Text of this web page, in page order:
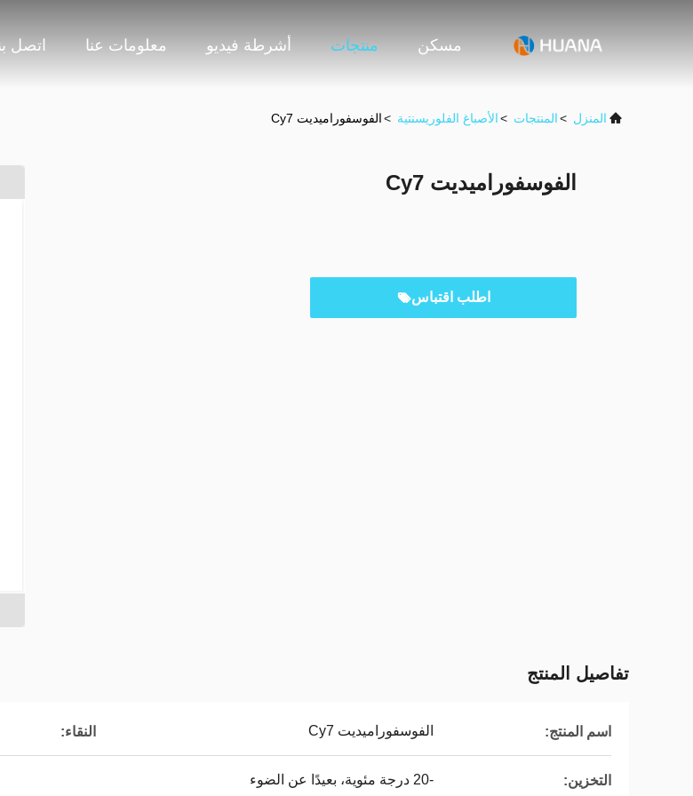
مسكن منتجات أشرطة فيديو معلومات عنا اتصل
المنزل >المنتجات >الأصباغ الفلوريسنتية >الفوسفوراميديت Cy7
الفوسفوراميديت Cy7
اطلب اقتباس
تفاصيل المنتج
اسم المنتج: الفوسفوراميديت Cy7 النقاء:
التخزين: -20 درجة مئوية، بعيدًا عن الضوء